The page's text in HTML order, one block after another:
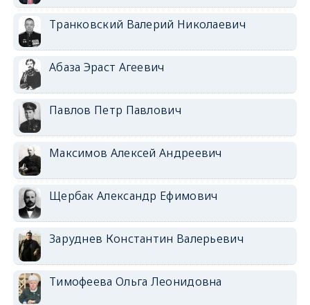
Транковский Валерий Николаевич
Абаза Эраст Агеевич
Павлов Петр Павлович
Максимов Алексей Андреевич
Щербак Александр Ефимович
Заруднев Константин Валерьевич
Тимофеева Ольга Леонидовна